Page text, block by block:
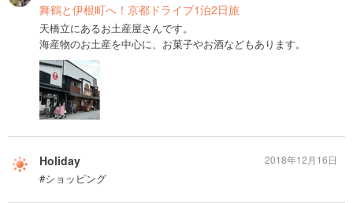
舞鶴と伊根町へ！京都ドライブ1泊2日旅
天橋立にあるお土産屋さんです。
海産物のお土産を中心に、お菓子やお酒などもあります。
Holiday
#ショッピング
2018年12月16日